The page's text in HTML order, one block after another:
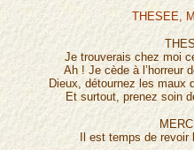
THESEE,
Je trouverais chez moi
Ah ! Je cède à l’horreur
Dieux, détournez les maux
Et surtout, prenez soin
Il est temps de